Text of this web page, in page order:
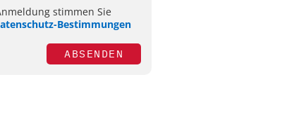
stimmen Sie
Bestimmungen
ABSENDEN